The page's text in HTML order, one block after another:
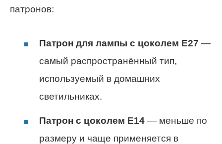
патронов:
Патрон для лампы с цоколем E27 —
самый распространённый тип,
используемый в домашних
светильниках.
Патрон с цоколем E14 — меньше по
размеру и чаще применяется в